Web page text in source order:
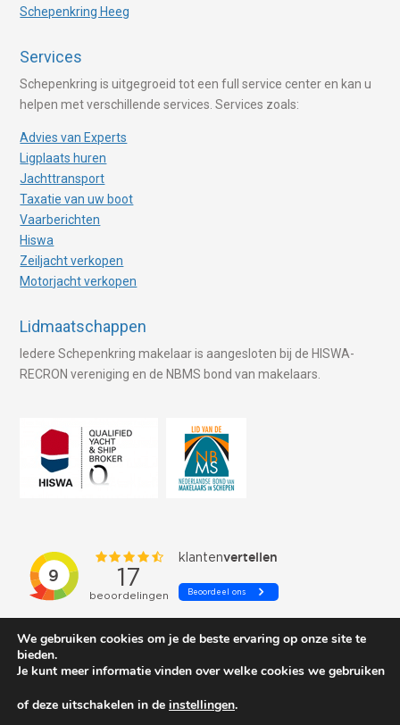
Schepenkring Heeg
Services
Schepenkring is uitgegroeid tot een full service center en kan u
helpen met verschillende services. Services zoals:
Advies van Experts
Ligplaats huren
Jachttransport
Taxatie van uw boot
Vaarberichten
Hiswa
Zeiljacht verkopen
Motorjacht verkopen
Lidmaatschappen
Iedere Schepenkring makelaar is aangesloten bij de HISWA-
RECRON vereniging en de NBMS bond van makelaars.
We gebruiken cookies om je de beste ervaring op onze site te
bieden.
Je kunt meer informatie vinden over welke cookies we gebruiken
of deze uitschakelen in de instellingen.